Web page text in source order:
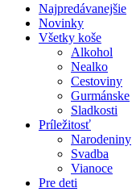
Najpredávanejšie
Novinky
Všetky koše
Alkohol
Nealko
Cestoviny
Gurmánske
Sladkosti
Príležitosť
Narodeniny
Svadba
Vianoce
Pre deti